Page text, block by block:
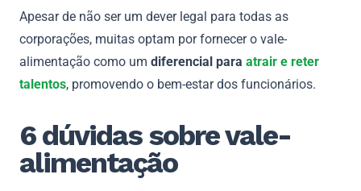
Apesar de não ser um dever legal para todas as
corporações, muitas optam por fornecer o vale-
alimentação como um diferencial para atrair e reter
talentos, promovendo o bem-estar dos funcionários.
6 dúvidas sobre vale-
alimentação